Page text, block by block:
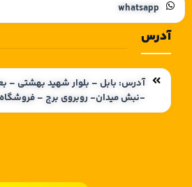
whatsapp
آدرس
آدرس: بابل – بلوار شهید بهشتی –
-نبش میدان- روبروی برج –